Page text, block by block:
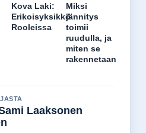
Kova Laki:
Erikoisyksikkö
Rooleissa
Miksi
jännitys
toimii
ruudulla, ja
miten se
rakennetaan
Laaksonen